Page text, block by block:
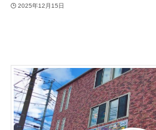
2025年12月15日